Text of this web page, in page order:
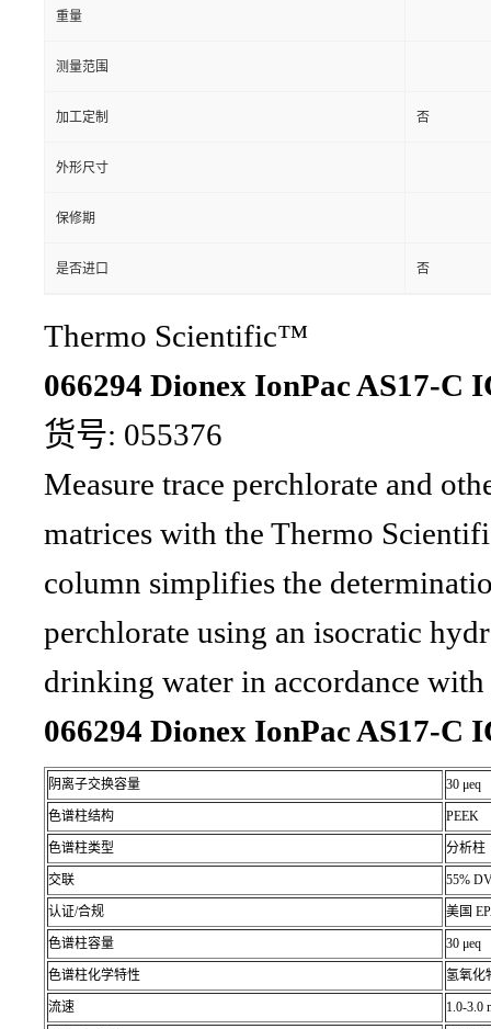
重量
测量范围
加工定制 否
外形尺寸
保修期
是否进口 否
Thermo Scientific™
066294 Dionex IonPac AS17-C
货号: 055376
Measure trace perchlorate and
matrices with the Thermo
column simplifies the
perchlorate using an isocratic
drinking water in accordance
066294 Dionex IonPac AS17-C
阴离子交换容量 30 μeq
色谱柱结构 PEEK
色谱柱类型 分析柱
交联 55%
认证/合规 美国
色谱柱容量 30 μeq
色谱柱化学特性 氢氧化
流速 1.0-3.0